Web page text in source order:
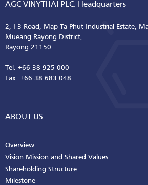
AGC VINYTHAI PLC. Headquarters
2, I-3 Road, Map Ta Phut Industrial Estate,
Mueang Rayong District,
Rayong 21150
Tel. +66 38 925 000
Fax: +66 38 683 048
ABOUT US
Overview
Vision Mission and Shared Values
Shareholding Structure
Milestone